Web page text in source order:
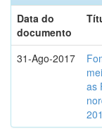
Data do
documento
31-Ago-2017
as